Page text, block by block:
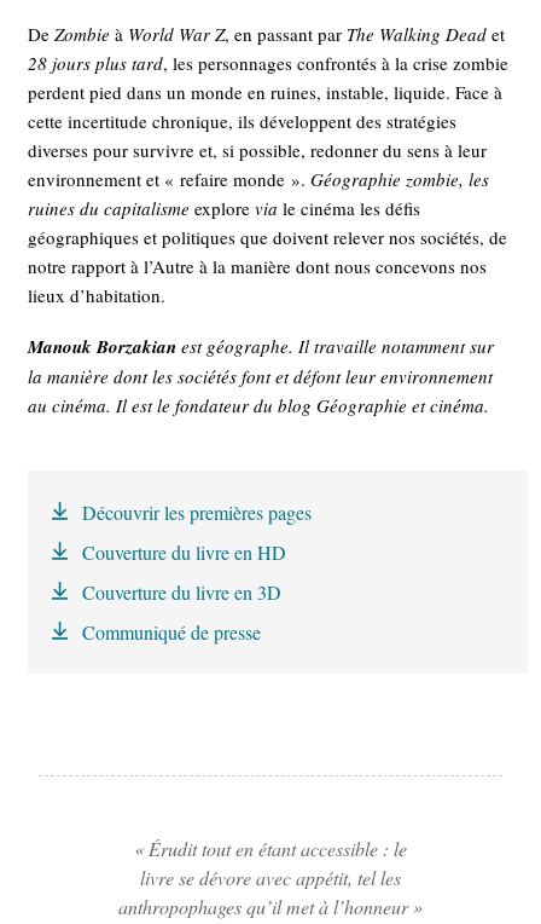
DeZombie à World War Z, en passant par The Walking Dead et
28 jours plus tard, les personnages confrontés à la crise zombie
perdent pied dans un monde en ruines, instable, liquide. Face à
cette incertitude chronique, ils développent des stratégies
diverses pour survivre et, si possible, redonner du sens à leur
environnement et « refaire monde ».Géographie zombie, les
ruines du capitalismeexplorevia le cinéma les défis
géographiques et politiques que doivent relever nos sociétés, de
notre rapport à l’Autre à la manière dont nous concevons nos
lieux d’habitation.
Manouk Borzakian est géographe. Il travaille notamment sur
la manière dont les sociétés font et défont leur environnement
au cinéma. Il est le fondateur du blog Géographie et cinéma.
Découvrir les premières pages
Couverture du livre en HD
Couverture du livre en 3D
Communiqué de presse
« Érudit tout en étant accessible : le
livre se dévore avec appétit, tel les
anthropophages qu’il met à l’honneur »